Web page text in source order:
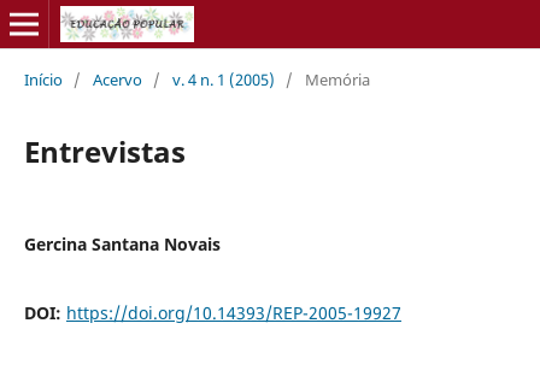
Início / Acervo / v. 4 n. 1 (2005) / Memória
Entrevistas
Gercina Santana Novais
DOI: https://doi.org/10.14393/REP-2005-19927